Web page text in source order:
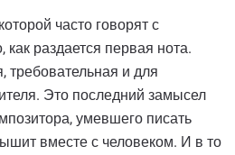
часто говорят с
раздается первая нота.
требовательная и для
Это последний замысел
умевшего писать
вместе с человеком. И в то